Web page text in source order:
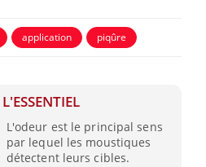
application piqûre
L'ESSENTIEL
L'odeur est le principal sens
par lequel les moustiques
détectent leurs cibles.